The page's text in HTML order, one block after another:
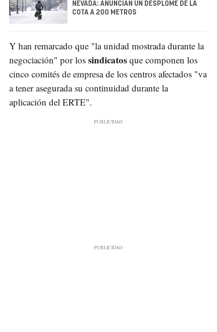
NEVADA: ANUNCIAN UN DESPLOME DE LA
COTA A 200 METROS
Y han remarcado que "la unidad mostrada durante la
negociación" por los sindicatos que componen los
cinco comités de empresa de los centros afectados "va
a tener asegurada su continuidad durante la
aplicación del ERTE".